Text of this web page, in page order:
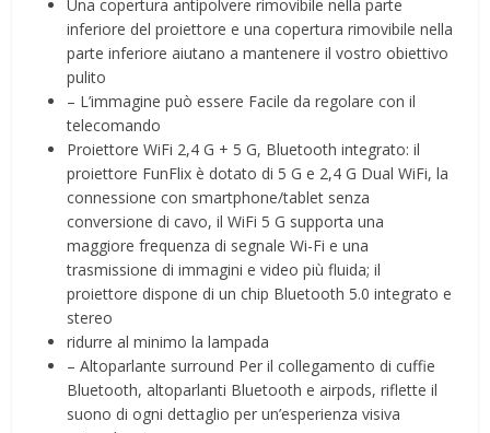
Una copertura antipolvere rimovibile nella parte
inferiore del proiettore e una copertura rimovibile nella
parte inferiore aiutano a mantenere il vostro obiettivo
pulito
– L’immagine può essere Facile da regolare con il
telecomando
Proiettore WiFi 2,4 G + 5 G, Bluetooth integrato: il
proiettore FunFlix è dotato di 5 G e 2,4 G Dual WiFi, la
connessione con smartphone/tablet senza
conversione di cavo, il WiFi 5 G supporta una
maggiore frequenza di segnale Wi-Fi e una
trasmissione di immagini e video più fluida; il
proiettore dispone di un chip Bluetooth 5.0 integrato e
stereo
ridurre al minimo la lampada
– Altoparlante surround Per il collegamento di cuffie
Bluetooth, altoparlanti Bluetooth e airpods, riflette il
suono di ogni dettaglio per un’esperienza visiva